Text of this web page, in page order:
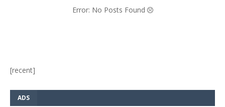
Error: No Posts Found
[recent]
ADS